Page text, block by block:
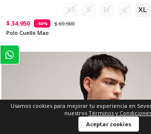
XS S M L XL
$ 34.950 -50%
$ 69.900
Polo Cuello Mao
Usamos cookies para mejorar tu experiencia en
nuestros Términos y Condiciones
Aceptar cookies